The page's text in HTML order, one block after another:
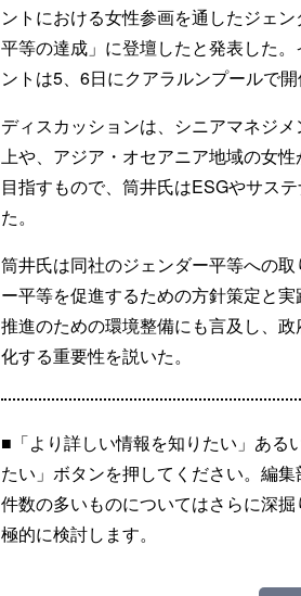
ントにおける女性参画を通したジェン
平等の達成」に登壇したと発表した。
ントは5、6日にクアラルンプールで開
ディスカッションは、シニアマネジ
上や、アジア・オセアニア地域の女
目指すもので、筒井氏はESGやサス
た。
筒井氏は同社のジェンダー平等への
ー平等を促進するための方針策定と
推進のための環境整備にも言及し、
化する重要性を説いた。
■「より詳しい情報を知りたい」ある
たい」ボタンを押してください。編
件数の多いものについてはさらに深
極的に検討します。